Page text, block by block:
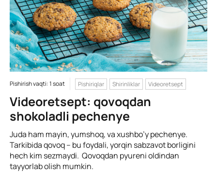
Pishirish vaqti: 1 soat Pishiriqlar Shirinliklar Videoretsept
Videoretsept: qovoqdan
shokoladli pechenye
Juda ham mayin, yumshoq, va xushbo’y pechenye.
Tarkibida qovoq – bu foydali, yorqin sabzavot borligini
hech kim sezmaydi. Qovoqdan pyureni oldindan
tayyorlab olish mumkin.